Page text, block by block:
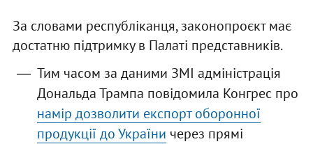
За словами республіканця, законопроєкт має
достатню підтримку в Палаті представників.
Тим часом за даними ЗМІ адміністрація
Дональда Трампа повідомила Конгрес про
намір дозволити експорт оборонної
продукції до України через прямі